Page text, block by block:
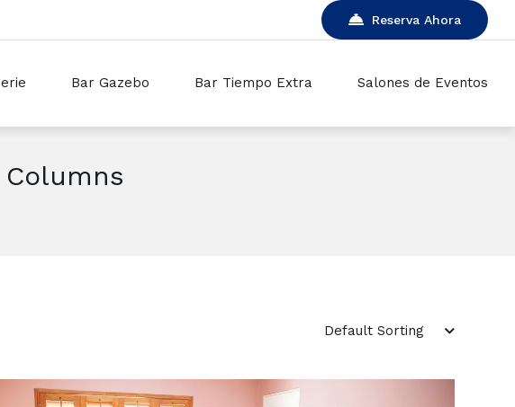
Reserva Ahora
Bar Gazebo Bar Tiempo Extra Salones de Eventos